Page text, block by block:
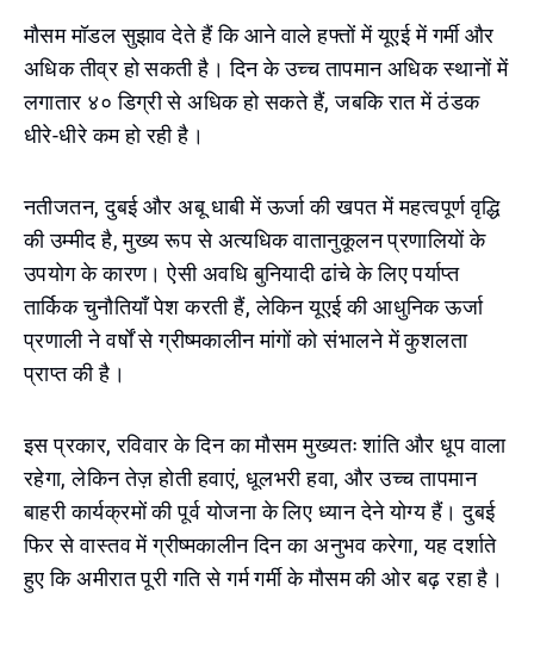
मौसम मॉडल सुझाव देते हैं कि आने वाले हफ्तों में यूएई में गर्मी और
अधिक तीव्र हो सकती है। दिन के उच्च तापमान अधिक स्थानों में
लगातार ४० डिग्री से अधिक हो सकते हैं, जबकि रात में ठंडक
धीरे-धीरे कम हो रही है।
नतीजतन, दुबई और अबू धाबी में ऊर्जा की खपत में महत्वपूर्ण वृद्धि
की उम्मीद है, मुख्य रूप से अत्यधिक वातानुकूलन प्रणालियों के
उपयोग के कारण। ऐसी अवधि बुनियादी ढांचे के लिए पर्याप्त
तार्किक चुनौतियाँ पेश करती हैं, लेकिन यूएई की आधुनिक ऊर्जा
प्रणाली ने वर्षों से ग्रीष्मकालीन मांगों को संभालने में कुशलता
प्राप्त की है।
इस प्रकार, रविवार के दिन का मौसम मुख्यतः शांति और धूप वाला
रहेगा, लेकिन तेज़ होती हवाएं, धूलभरी हवा, और उच्च तापमान
बाहरी कार्यक्रमों की पूर्व योजना के लिए ध्यान देने योग्य हैं। दुबई
फिर से वास्तव में ग्रीष्मकालीन दिन का अनुभव करेगा, यह दर्शाते
हुए कि अमीरात पूरी गति से गर्म गर्मी के मौसम की ओर बढ़ रहा है।